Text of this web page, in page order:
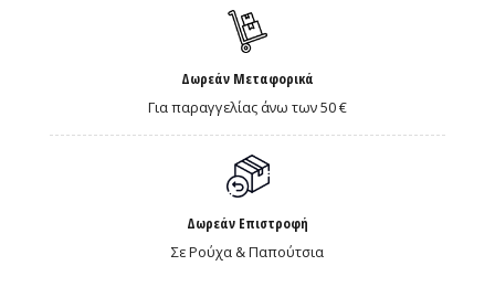
Δωρεάν Μεταφορικά
Για παραγγελίας άνω των 50 €
Δωρεάν Επιστροφή
Σε Ρούχα & Παπούτσια